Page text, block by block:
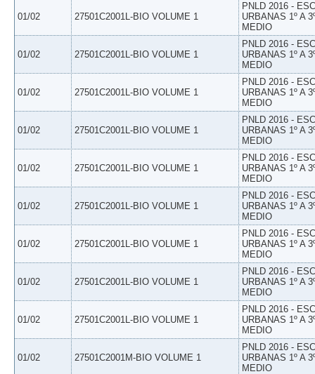
01/02 27501C2001L-BIO VOLUME 1
PNLD 2016 -
URBANAS 1º A
MEDIO
01/02 27501C2001L-BIO VOLUME 1
PNLD 2016 -
URBANAS 1º A
MEDIO
01/02 27501C2001L-BIO VOLUME 1
PNLD 2016 -
URBANAS 1º A
MEDIO
01/02 27501C2001L-BIO VOLUME 1
PNLD 2016 -
URBANAS 1º A
MEDIO
01/02 27501C2001L-BIO VOLUME 1
PNLD 2016 -
URBANAS 1º A
MEDIO
01/02 27501C2001L-BIO VOLUME 1
PNLD 2016 -
URBANAS 1º A
MEDIO
01/02 27501C2001L-BIO VOLUME 1
PNLD 2016 -
URBANAS 1º A
MEDIO
01/02 27501C2001L-BIO VOLUME 1
PNLD 2016 -
URBANAS 1º A
MEDIO
01/02 27501C2001L-BIO VOLUME 1
PNLD 2016 -
URBANAS 1º A
MEDIO
01/02 27501C2001M-BIO VOLUME 1
PNLD 2016 -
URBANAS 1º A
MEDIO